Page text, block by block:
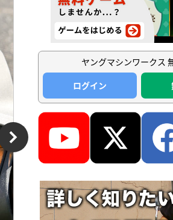
ヤングマシンワークス
ログイン